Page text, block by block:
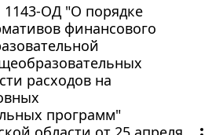
1143-ОД "О порядке
финансового
расходов на
программ"